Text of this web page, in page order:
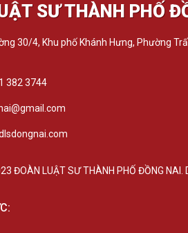
SƯ THÀNH PHỐ
30/4, Khu phố Khánh Hưng, Phường
382 3744
ĐOÀN LUẬT SƯ THÀNH PHỐ ĐỒNG NAI.